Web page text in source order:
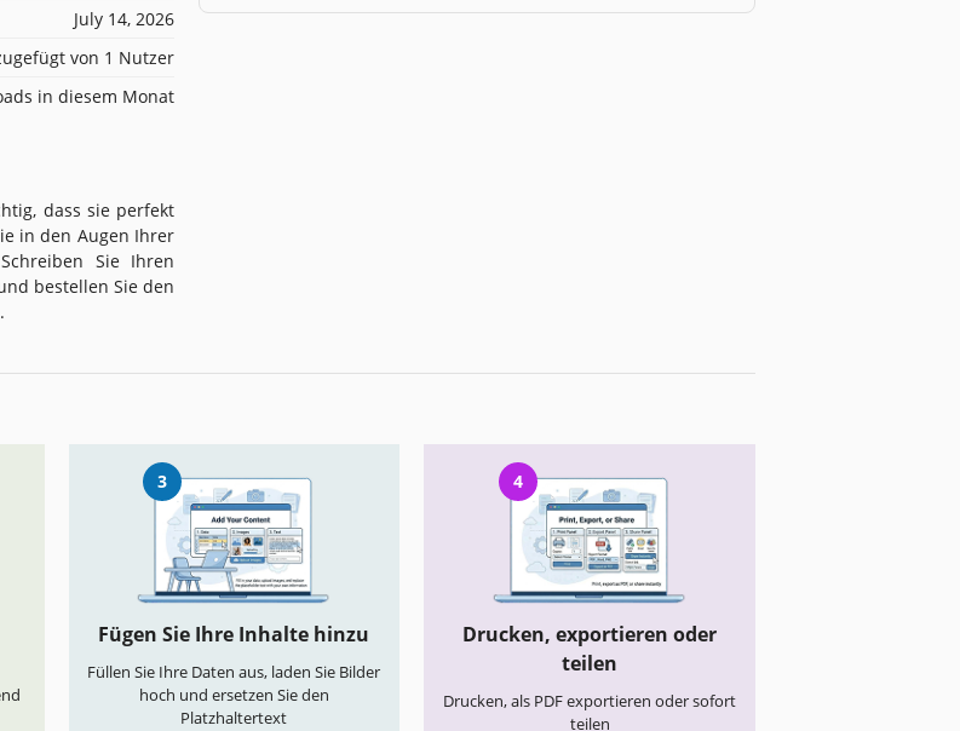
July 14, 2026
von 1 Nutzer
in diesem Monat
dass sie perfekt
in den Augen Ihrer
Sie Ihren
bestellen Sie den
3
Fügen Sie Ihre Inhalte hinzu
Füllen Sie Ihre Daten aus, laden Sie Bilder
hoch und ersetzen Sie den
Platzhaltertext
4
Drucken, exportieren oder
teilen
Drucken, als PDF exportieren oder sofort
teilen